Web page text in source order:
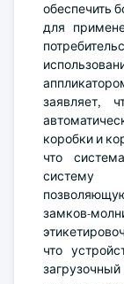
обеспечить
для
заявляет,
коробки и
что
систему
замков-
что